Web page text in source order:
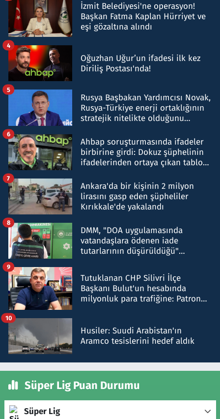
İzmit Belediyesi'ne operasyon!
Başkan Fatma Kaplan Hürriyet ve
eşi gözaltına alındı
Oğuzhan Uğur’un ifadesi ilk kez
Diriliş Postası'nda!
4
Rusya Başbakan Yardımcısı Novak,
Rusya-Türkiye enerji ortaklığının
stratejik nitelikte olduğunu
5
Ahbap soruşturmasında ifadeler
birbirine girdi: Dokuz şüphelinin
ifadelerinden ortaya çıkan tablo
6
Ankara'da bir kişinin 2 milyon
lirasını gasp eden şüpheliler
Kırıkkale'de yakalandı
7
DMM, "DOA uygulamasında
vatandaşlara ödenen iade
tutarlarının düşürüldüğü"
8
Tutuklanan CHP Silivri İlçe
Başkanı Bulut'un hesabında
milyonluk para trafiğine: Patron
9
Husiler: Suudi Arabistan'ın
Aramco tesislerini hedef aldık
10
Süper Lig Puan Durumu
Süper Lig